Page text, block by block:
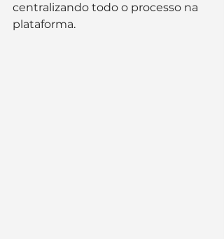
centralizando todo o processo na
plataforma.